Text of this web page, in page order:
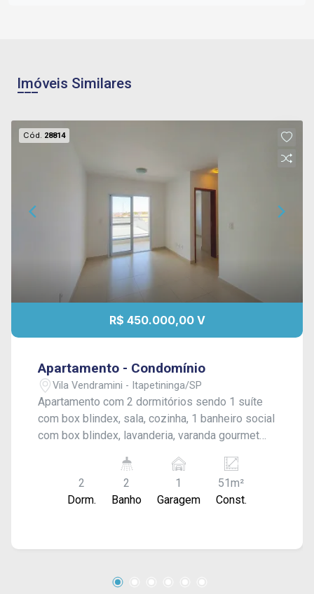
Imóveis Similares
Cód. 28814
R$ 450.000,00 V
Apartamento - Condomínio
Vila Vendramini - Itapetininga/SP
Apartamento com 2 dormitórios sendo 1 suíte
com box blindex, sala, cozinha, 1 banheiro social
com box blindex, lavanderia, varanda gourmet
Com armários modulados nos dormitórios e na
cozinha. Acabamento: Laje e piso frio.
2
Dorm.
2
Banho
1
Garagem
51m²
Const.